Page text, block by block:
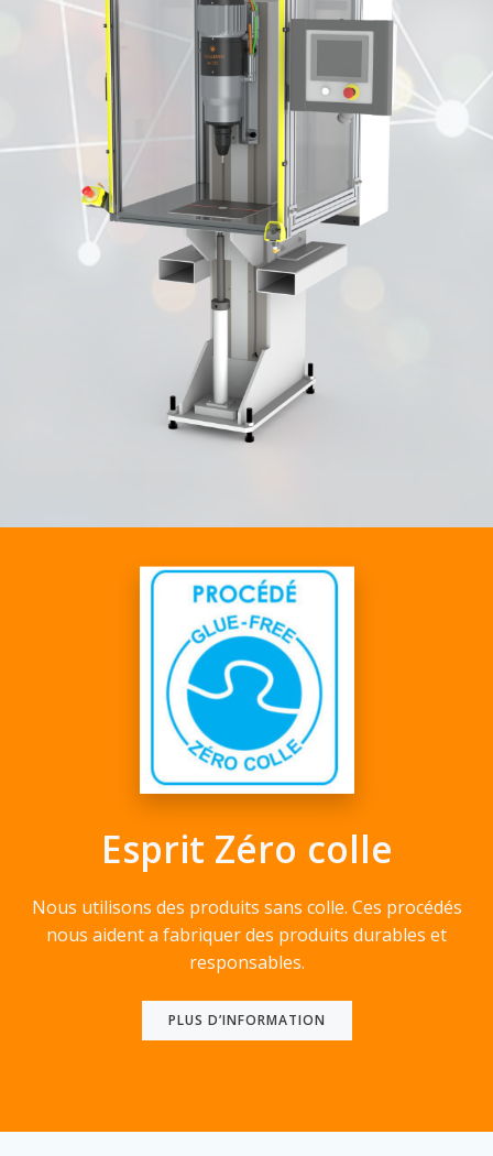
Esprit Zéro colle
Nous utilisons des produits sans colle. Ces procédés
nous aident a fabriquer des produits durables et
responsables.
PLUS D’INFORMATION